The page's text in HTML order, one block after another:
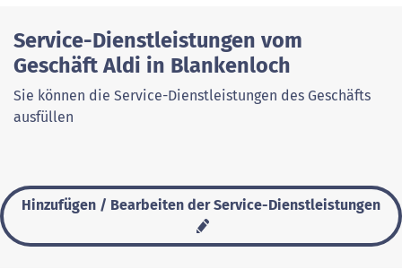
Service-Dienstleistungen vom
Geschäft Aldi in Blankenloch
Sie können die Service-Dienstleistungen des Geschäfts
ausfüllen
Hinzufügen / Bearbeiten der Service-Dienstleistungen